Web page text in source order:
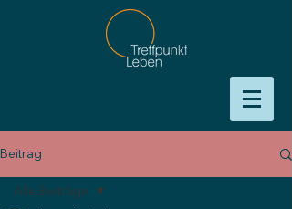
Beitrag
Alle Beiträge